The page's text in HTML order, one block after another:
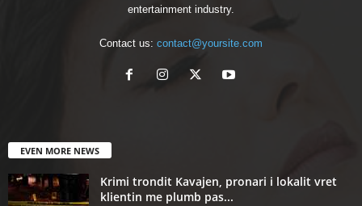
entertainment industry.
Contact us: contact@yoursite.com
EVEN MORE NEWS
Krimi trondit Kavajen, pronari i lokalit vret
klientin me plumb pas...